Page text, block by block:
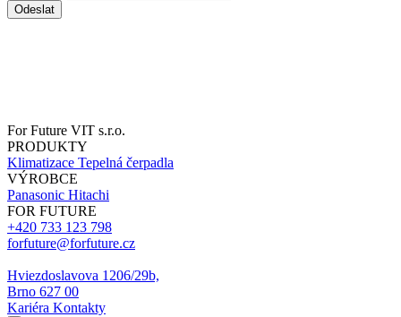
Odeslat
For Future VIT s.r.o.
PRODUKTY
Klimatizace Tepelná čerpadla
VÝROBCE
Panasonic Hitachi
FOR FUTURE
+420 733 123 798
forfuture@forfuture.cz
Hviezdoslavova 1206/29b,
Brno 627 00
Kariéra Kontakty